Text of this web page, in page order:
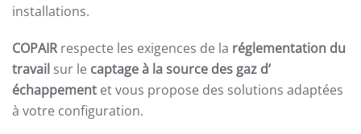
installations.
COPAIRrespecte les exigences de la réglementation du
travail sur le captage à la source des gaz d’
échappement et vous propose des solutions adaptées
à votre configuration.